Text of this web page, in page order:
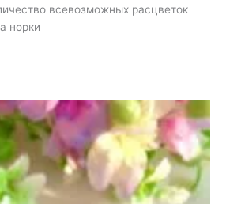
всевозможных расцветок
норки